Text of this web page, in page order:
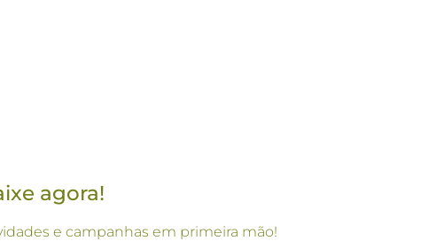
agora!
e campanhas em primeira mão!